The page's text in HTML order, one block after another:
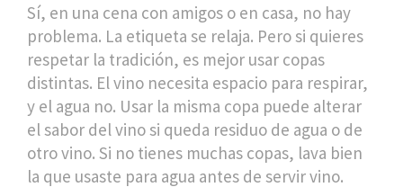
Sí, en una cena con amigos o en casa, no hay
problema. La etiqueta se relaja. Pero si quieres
respetar la tradición, es mejor usar copas
distintas. El vino necesita espacio para respirar,
y el agua no. Usar la misma copa puede alterar
el sabor del vino si queda residuo de agua o de
otro vino. Si no tienes muchas copas, lava bien
la que usaste para agua antes de servir vino.